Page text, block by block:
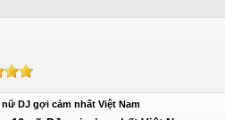
DJ gợi cảm nhất Việt Nam